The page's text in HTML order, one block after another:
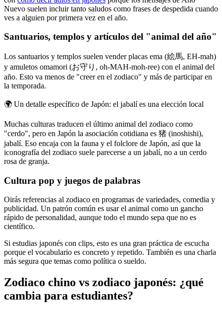
Nuevo suelen incluir tanto saludos como frases de despedida cuando
ves a alguien por primera vez en el año.
Santuarios, templos y artículos del "animal del año"
Los santuarios y templos suelen vender placas ema (絵馬, EH-mah)
y amuletos omamori (お守り, oh-MAH-moh-ree) con el animal del
año. Esto va menos de "creer en el zodiaco" y más de participar en
la temporada.
🌍 Un detalle específico de Japón: el jabalí es una elección local
Muchas culturas traducen el último animal del zodiaco como
"cerdo", pero en Japón la asociación cotidiana es 猪 (inoshishi),
jabalí. Eso encaja con la fauna y el folclore de Japón, así que la
iconografía del zodiaco suele parecerse a un jabalí, no a un cerdo
rosa de granja.
Cultura pop y juegos de palabras
Oirás referencias al zodiaco en programas de variedades, comedia y
publicidad. Un patrón común es usar el animal como un gancho
rápido de personalidad, aunque todo el mundo sepa que no es
científico.
Si estudias japonés con clips, esto es una gran práctica de escucha
porque el vocabulario es concreto y repetido. También es una charla
más segura que temas como política o sueldo.
Zodiaco chino vs zodiaco japonés: ¿qué
cambia para estudiantes?